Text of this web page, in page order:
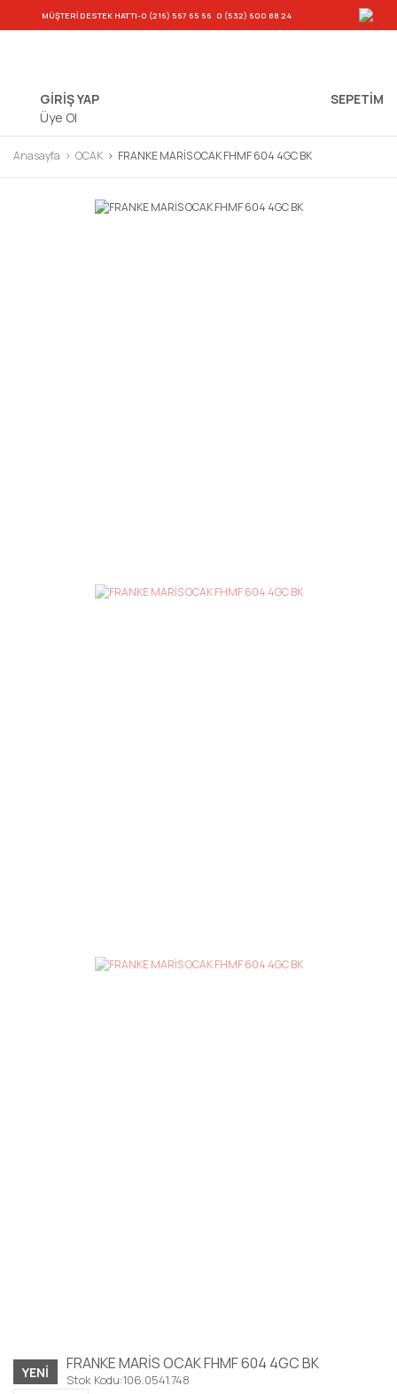
MÜŞTERİ DESTEK HATTI-0 (216) 567 65 66-0 (532) 600 88 24
GİRİŞ YAP
Üye Ol
SEPETIM
Anasayfa OCAK FRANKE MARİS OCAK FHMF 604 4GC BK
YENI FRANKE MARİS OCAK FHMF 604 4GC BK
Stok Kodu:106.0541.748